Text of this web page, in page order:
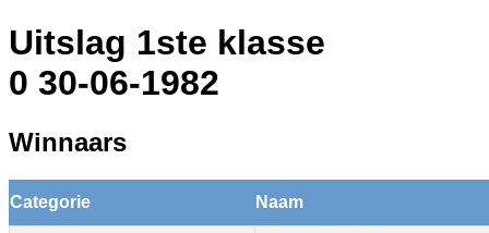
Uitslag 1ste klasse
0 30-06-1982
Winnaars
Categorie Naam